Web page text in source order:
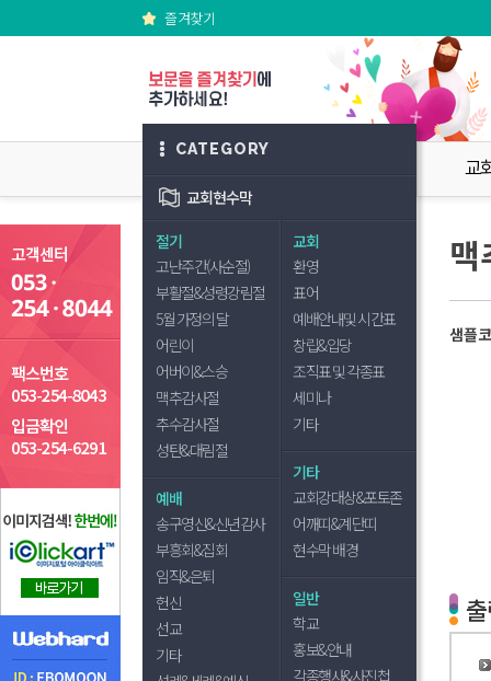
즐겨찾기
교
CATEGORY
교회현수막
절기
고난주간(사순절)
부활절&성령강림절
5월 가정의 달
어린이
어버이&스승
맥추감사절
추수감사절
성탄&대림절
예배
송구영신&신년감사
부흥회&집회
임직&은퇴
헌신
선교
기타
교회
환영
표어
예배안내및 시간표
창립&입당
조직표 및 각종표
세미나
기타
기타
교회강대상&포토존
어깨띠&계단띠
현수막 배경
일반
학교
홍보&안내
각종행사&사진첩
샘플